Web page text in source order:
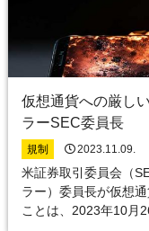
仮想通貨への厳し
ラーSEC委員長
規制 2023.11.09.
米証券取引委員会（
ラー）委員長が仮想
ことは、2023年10月